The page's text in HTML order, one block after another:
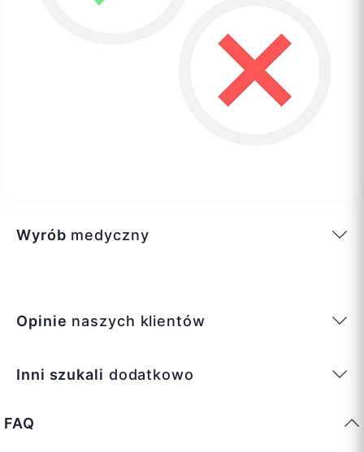
Wyrób medyczny
Opinie naszych klientów
Inni szukali dodatkowo
FAQ